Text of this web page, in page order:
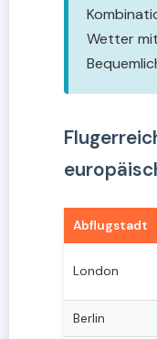
Wetter
Abflugstadt
London
Berlin